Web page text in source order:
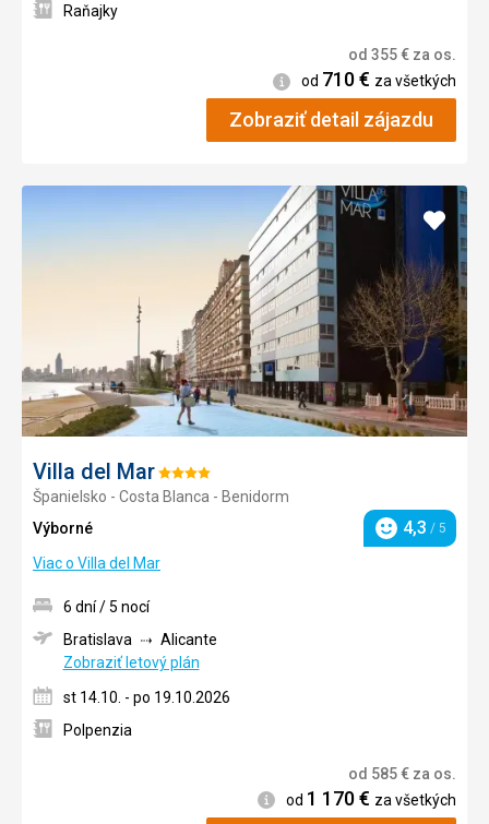
Raňajky
od 355€ za os.
Informácie
od 710€ za všetkých
Zobraziť detail zájazdu
Villa del MarHodnotenie:
4/5
Španielsko - Costa Blanca - Benidorm
Výborné
Hodnotenie
4,3 / 5
Viac o Villa del Mar
Pridať
do
6 dní / 5 nocí
Bratislava
Alicante
Zobraziť letový plán
st 14.10. - po 19.10.2026
Polpenzia
od 585€ za os.
Informácie
od 1 170€ za všetkých